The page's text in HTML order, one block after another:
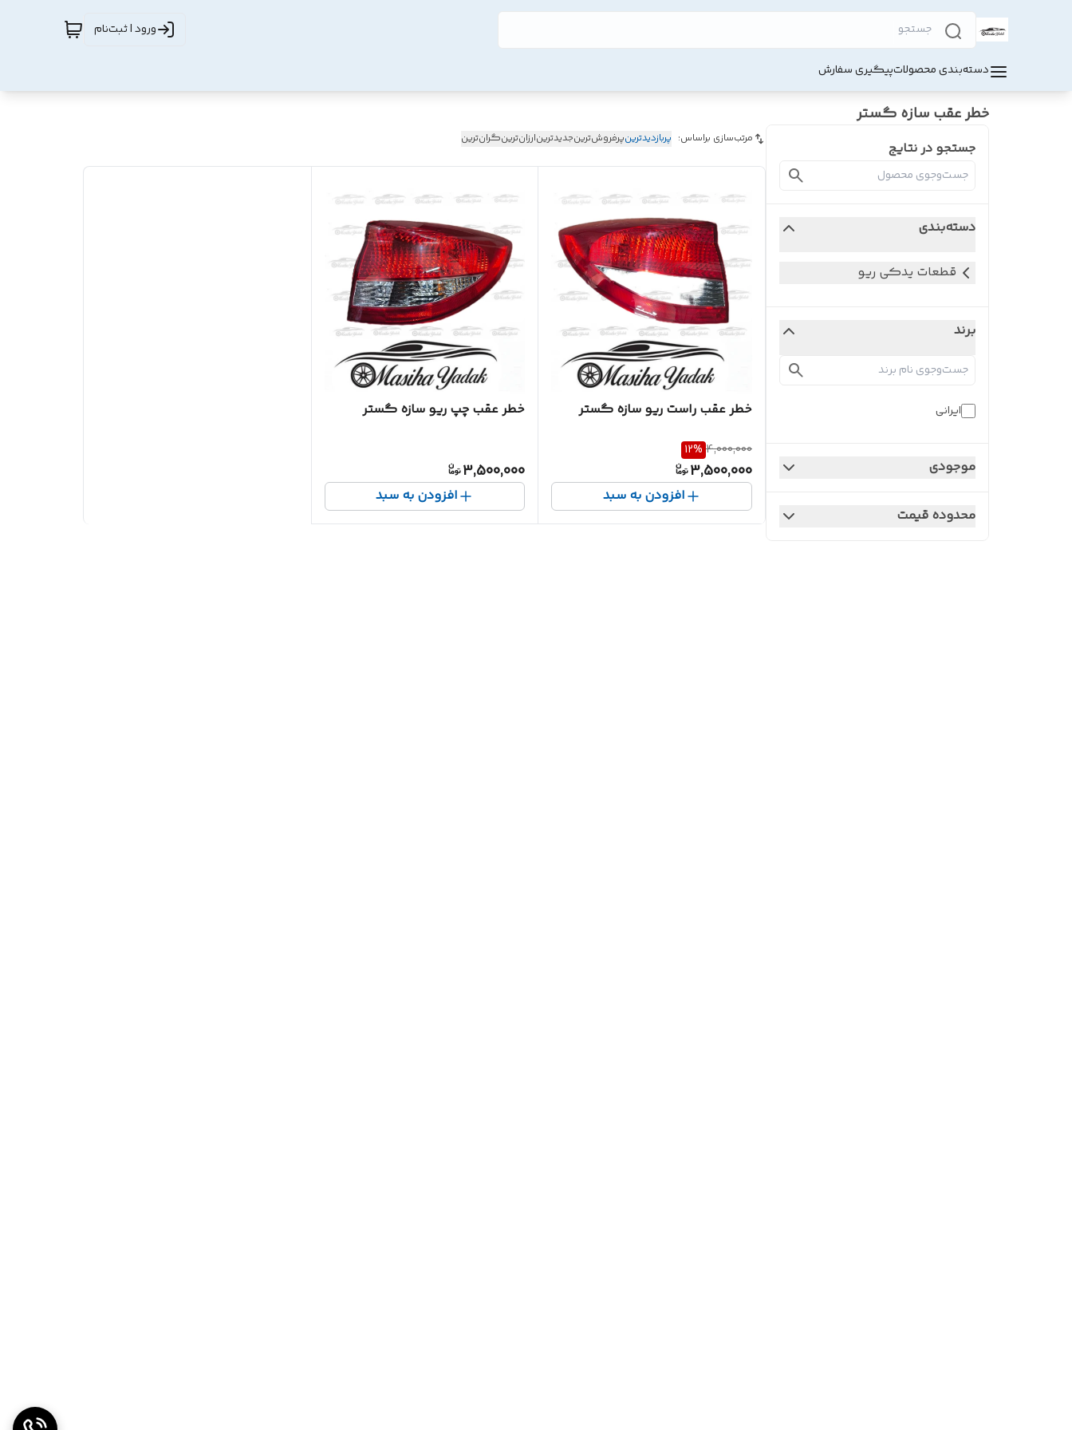
ورود | ثبت‌نام
دسته‌بندی محصولاتپیگیری سفارش
خطر عقب سازه گستر
جستجو در نتایج
دسته‌بندی
قطعات یدکی ریو
برند
ایرانی
موجودی
محدوده قیمت
مرتب‌سازی براساس: پربازدیدترینپرفروش‌ترینجدیدترینارزان‌ترینگران‌ترین
خطر عقب راست ریو سازه گستر
4,000,000
12%
3,500,000
افزودن به سبد
خطر عقب چپ ریو سازه گستر
3,500,000
افزودن به سبد